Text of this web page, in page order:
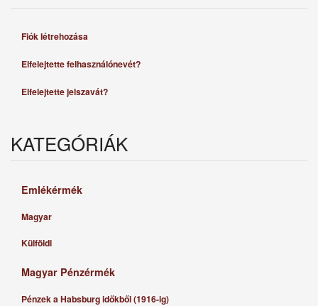
Fiók létrehozása
Elfelejtette felhasználónevét?
Elfelejtette jelszavát?
KATEGÓRIÁK
Emlékérmék
Magyar
Külföldi
Magyar Pénzérmék
Pénzek a Habsburg időkből (1916-ig)